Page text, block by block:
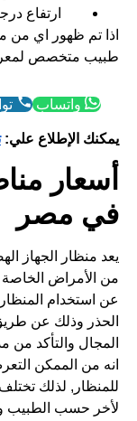
ارتفاع درجة
اذا تم ظهور اي من
طبيب متخصص
واتساب
يمكنك الإطلاع علي:
أسعار
في مصر
يعد منظار الجهاز
من الأمراض الخاصة
عن استخدام
الحذر وذلك عن
المجال والتأكد
انه من الممكن
للمنظار, لذلك
لأخر حسب الطبيب